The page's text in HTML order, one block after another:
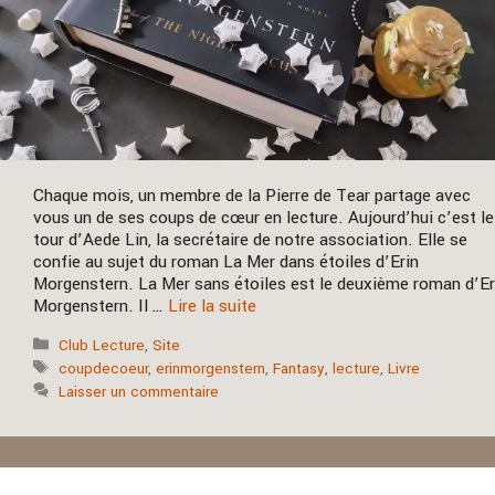
Chaque mois, un membre de la Pierre de Tear partage avec
vous un de ses coups de cœur en lecture. Aujourd’hui c’est le
tour d’Aede Lin, la secrétaire de notre association. Elle se
confie au sujet du roman La Mer dans étoiles d’Erin
Morgenstern. La Mer sans étoiles est le deuxième roman
Morgenstern. Il … Lire la suite
Catégories
Club Lecture,Site
Étiquettes
coupdecoeur,erinmorgenstern,Fantasy,lecture,Livre
Laisser un commentaire